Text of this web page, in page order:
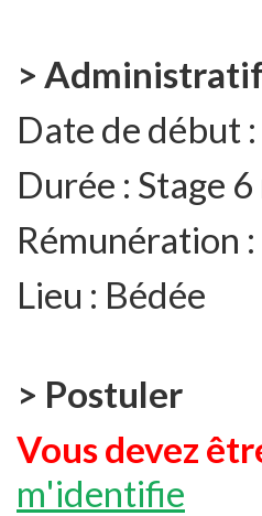
> Administratif
Date de début :
Durée : Stage
Rémunération :
Lieu : Bédée
> Postuler
Vous devez
m'identifie